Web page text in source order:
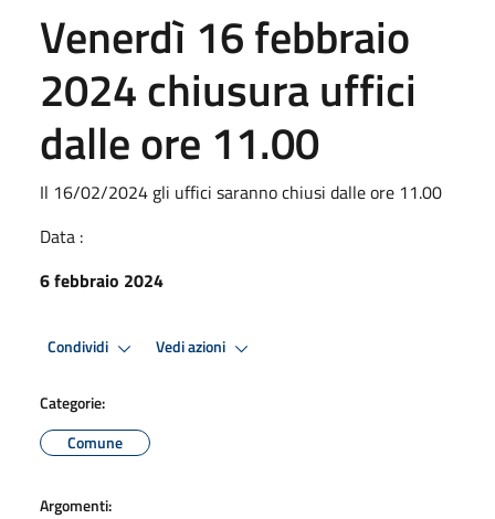
Venerdì 16 febbraio
2024 chiusura uffici
dalle ore 11.00
Il 16/02/2024 gli uffici saranno chiusi dalle ore 11.00
Data :
6 febbraio 2024
Condividi Vedi azioni
Categorie:
Comune
Argomenti: